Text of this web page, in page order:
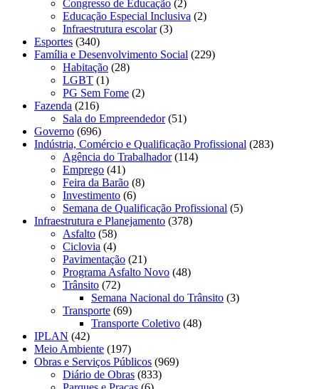
Congresso de Educação (2)
Educação Especial Inclusiva (2)
Infraestrutura escolar(3)
Esportes (340)
Família e Desenvolvimento Social (229)
Habitação (28)
LGBT (1)
PG Sem Fome (2)
Fazenda (216)
Sala do Empreendedor(51)
Governo (696)
Indústria, Comércio e Qualificação Profissional (283)
Agência do Trabalhador(114)
Emprego (41)
Feira da Barão (8)
Investimento (6)
Semana de Qualificação Profissional (5)
Infraestrutura e Planejamento (378)
Asfalto (58)
Ciclovia (4)
Pavimentação (21)
Programa Asfalto Novo (48)
Trânsito (72)
Semana Nacional do Trânsito (3)
Transporte (69)
Transporte Coletivo (48)
IPLAN (42)
Meio Ambiente (197)
Obras e Serviços Públicos (969)
Diário de Obras (833)